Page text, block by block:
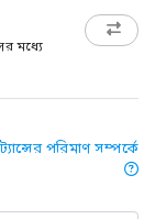
মধ্যে
পরিমাণ সম্পর্কে